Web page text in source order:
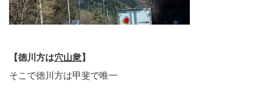
【徳川方は穴山衆】
そこで徳川方は甲斐で唯一